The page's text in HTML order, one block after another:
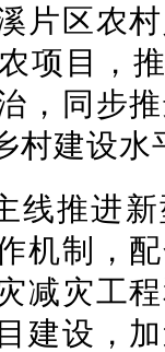
片区农
项目，
，同步
村建设水
线推进
机制，
减灾工
建设，